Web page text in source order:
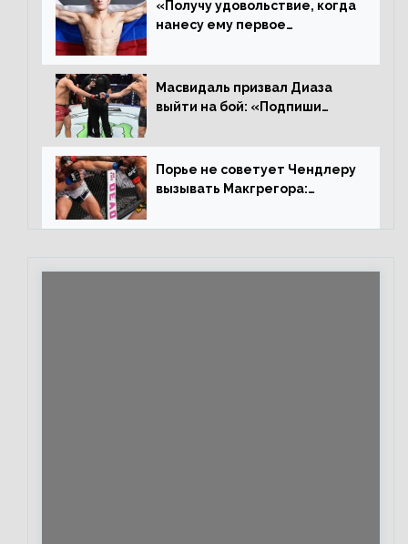
«Получу удовольствие, когда
нанесу ему первое
Иге – про бой с Евлоевым
Масвидаль призвал Диаза
выйти на бой: «Подпиши
повторим»
Порье не советует Чендлеру
вызывать Макгрегора:
каждом бою, а Конор умеет